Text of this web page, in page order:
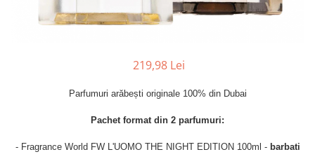
Parfumuri Vanilate
Parfumuri de IARNA
Idei de Cadouri
219,98 Lei
Parfumuri arăbești originale 100% din Dubai
Pachet format din 2 parfumuri:
- Fragrance World FW L'UOMO THE NIGHT EDITION 100ml - barbati